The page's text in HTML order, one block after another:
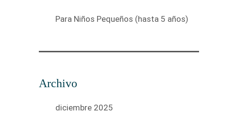
Para Niños Pequeños (hasta 5 años)
Archivo
diciembre 2025